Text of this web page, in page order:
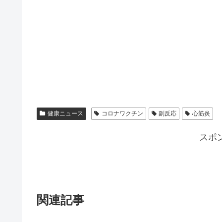
健康ニュース コロナワクチン 副反応 心筋炎
スポ
関連記事